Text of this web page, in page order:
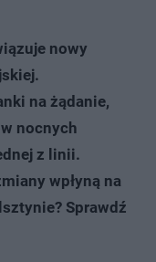
nowy
na żądanie,
nocnych
z linii.
wpłyną na
Sprawdź